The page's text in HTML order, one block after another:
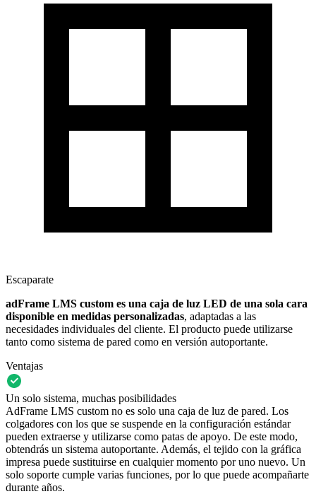
Escaparate
adFrame LMS custom es una caja de luz LED de una sola cara
disponible en medidas personalizadas, adaptadas a las
necesidades individuales del cliente. El producto puede utilizarse
tanto como sistema de pared como en versión autoportante.
Ventajas
Un solo sistema, muchas posibilidades
AdFrame LMS custom no es solo una caja de luz de pared. Los
colgadores con los que se suspende en la configuración estándar
pueden extraerse y utilizarse como patas de apoyo. De este modo,
obtendrás un sistema autoportante. Además, el tejido con la gráfica
impresa puede sustituirse en cualquier momento por uno nuevo. Un
solo soporte cumple varias funciones, por lo que puede acompañarte
durante años.